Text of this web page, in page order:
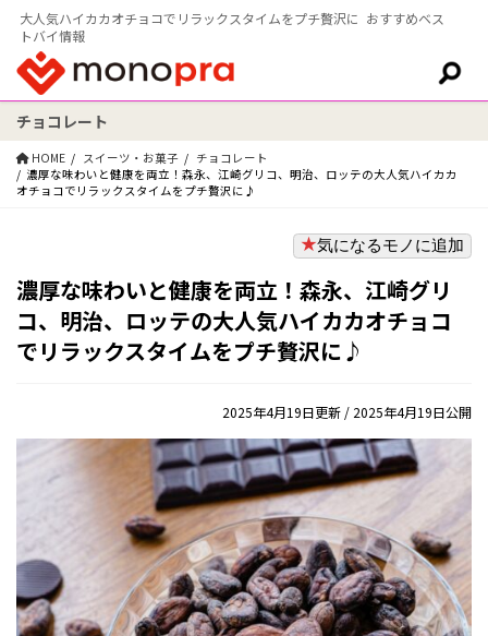
大人気ハイカカオチョコでリラックスタイムをプチ贅沢に おすすめベス
トバイ情報
検索:
チョコレート
HOME スイーツ・お菓子
チョコレート
濃厚な味わいと健康を両立！森永、江崎グリコ、明治、ロッテの大人気ハイカカ
オチョコでリラックスタイムをプチ贅沢に♪
気になるモノに追加
濃厚な味わいと健康を両立！森永、江崎グリ
コ、明治、ロッテの大人気ハイカカオチョコ
でリラックスタイムをプチ贅沢に♪
2025年4月19日更新 / 2025年4月19日公開